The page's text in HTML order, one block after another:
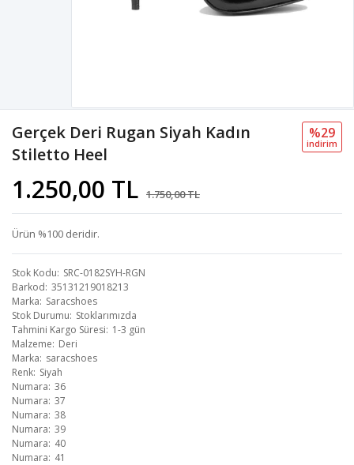
Gerçek Deri Rugan Siyah Kadın
Stiletto Heel
1.250,00 TL 1.750,00 TL
%29
i̇ndi̇ri̇m
Ürün %100 deridir.
Stok Kodu SRC-0182SYH-RGN
Barkod 35131219018213
Marka Saracshoes
Stok Durumu Stoklarımızda
Tahmini Kargo Süresi 1-3 gün
Malzeme Deri
Marka saracshoes
Renk Siyah
Numara 36
Numara 37
Numara 38
Numara 39
Numara 40
Numara 41